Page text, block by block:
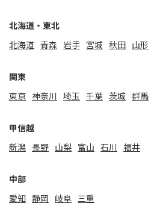
北海道・東北
北海道 ⻘森 岩手 宮城 秋田 山形
関東
東京 神奈川 埼玉 千葉 茨城 群馬
甲信越
新潟 ⻑野 山梨 富山 石川 福井
中部
愛知 静岡 岐阜 三重